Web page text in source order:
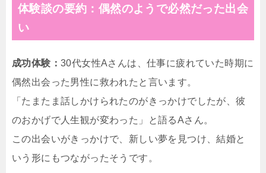
体験談の要約：偶然のようで必然だった出会
い
成功体験： 30代女性Aさんは、仕事に疲れていた時期に
偶然出会った男性に救われたと言います。
「たまたま話しかけられたのがきっかけでしたが、彼
のおかげで人生観が変わった」と語るAさん。
この出会いがきっかけで、新しい夢を見つけ、結婚と
いう形にもつながったそうです。